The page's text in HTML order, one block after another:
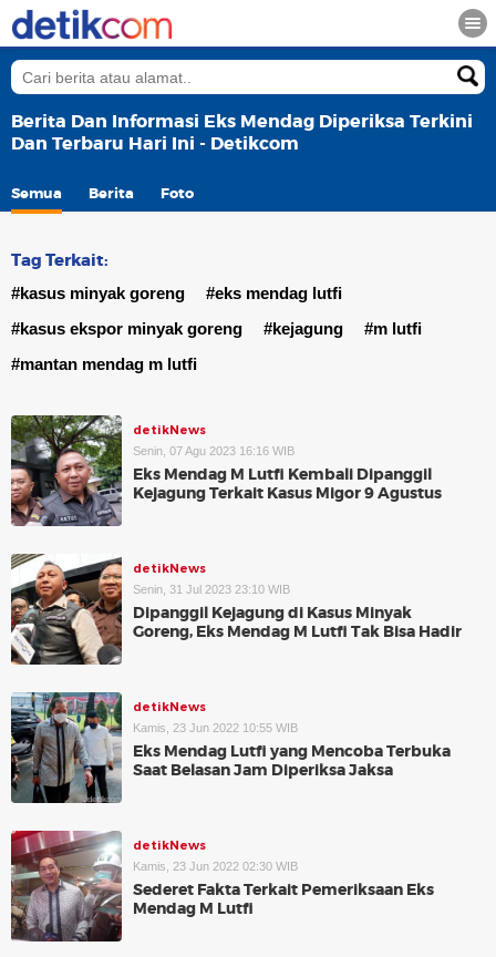
Berita Dan Informasi Eks Mendag Diperiksa Terkini
Dan Terbaru Hari Ini - Detikcom
Semua Berita Foto
Tag Terkait:
#kasus minyak goreng
#eks mendag lutfi
#kasus ekspor minyak goreng
#kejagung
#m lutfi
#mantan mendag m lutfi
detikNews
Senin, 07 Agu 2023 16:16 WIB
Eks Mendag M Lutfi Kembali Dipanggil
Kejagung Terkait Kasus Migor 9 Agustus
detikNews
Senin, 31 Jul 2023 23:10 WIB
Dipanggil Kejagung di Kasus Minyak
Goreng, Eks Mendag M Lutfi Tak Bisa Hadir
detikNews
Kamis, 23 Jun 2022 10:55 WIB
Eks Mendag Lutfi yang Mencoba Terbuka
Saat Belasan Jam Diperiksa Jaksa
detikNews
Kamis, 23 Jun 2022 02:30 WIB
Sederet Fakta Terkait Pemeriksaan Eks
Mendag M Lutfi